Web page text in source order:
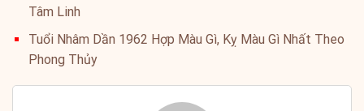
Tâm Linh
Tuổi Nhâm Dần 1962 Hợp Màu Gì, Kỵ Màu Gì Nhất Theo
Phong Thủy